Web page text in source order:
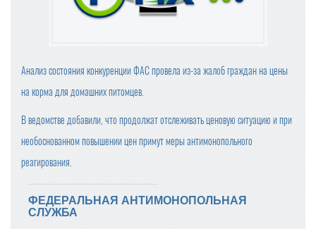
OZON ПРИОСТАНОВИЛ ОПЛАТУ ПРИ ПОЛУЧЕНИИ
ЛИ В СЕНТЯБРЕ НА 1,2%
ЯХ ПРОВЕРИТ ФАС
ПРОВОДИТЬ ВНЕЗАПНЫЕ ПРОВЕРКИ ОБЩЕПИТА И ПР
КОМПАНИЯ «ЯНДЕКС МАРКЕТ» ЗАРЕГИСТРИРОВАЛА
НОВЫЙ ТОРГОВЫЙ ЗНАК
Анализ состояния конкуренции ФАС провела из-за жалоб граждан на цены
на корма для домашних питомцев.
В ведомстве добавили, что продолжат отслеживать ценовую ситуацию и при
необоснованном повышении цен примут меры антимонопольного
реагирования.
ФЕДЕРАЛЬНАЯ АНТИМОНОПОЛЬНАЯ
СЛУЖБА